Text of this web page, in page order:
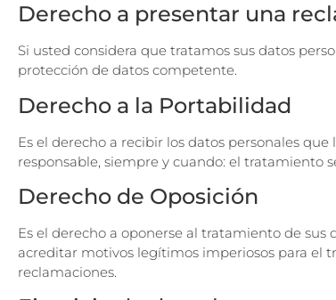
Derecho a presentar una
Si usted considera que tratamos sus datos
protección de datos competente.
Derecho a la Portabilidad
Es el derecho a recibir los datos personales
responsable, siempre y cuando: el tratamiento
Derecho de Oposición
Es el derecho a oponerse al tratamiento de
acreditar motivos legítimos imperiosos para el
reclamaciones.